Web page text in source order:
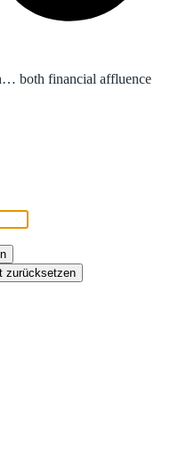
both financial affluence
zurücksetzen